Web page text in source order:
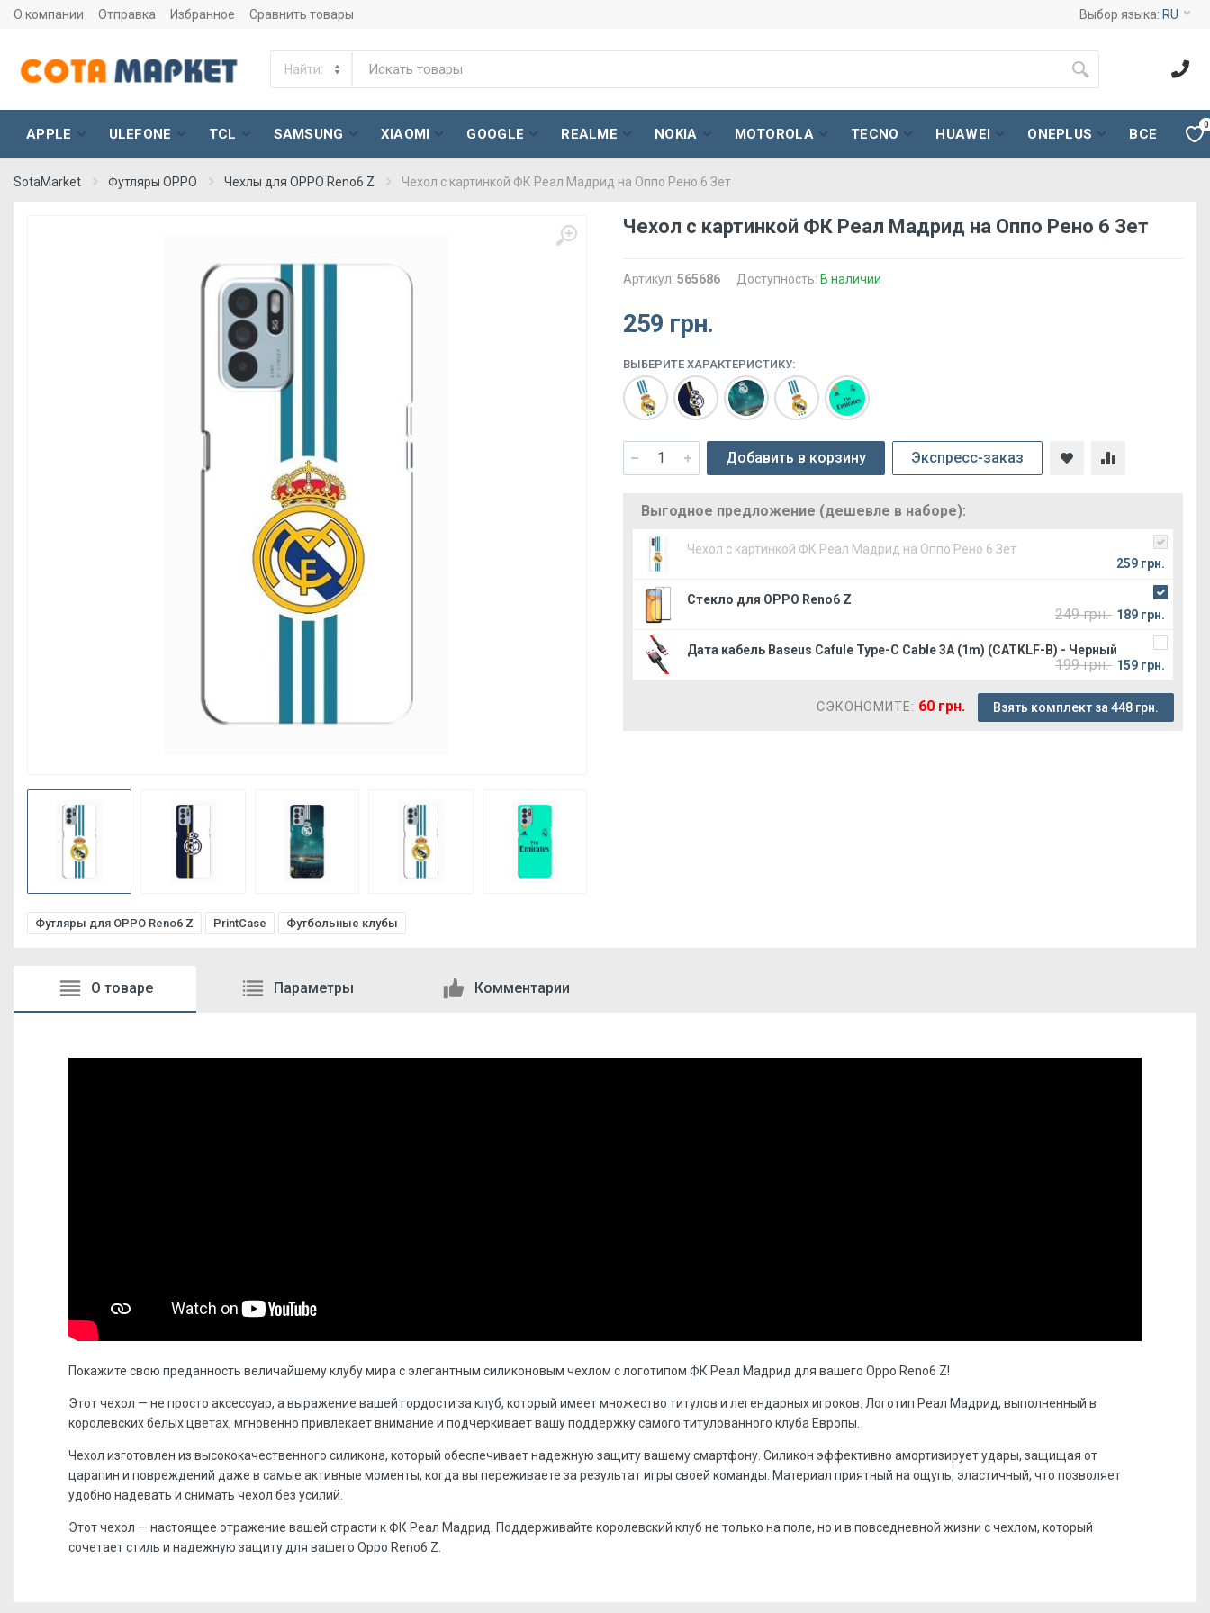
О компании Отправка Избранное Сравнить товары Выбор языка: RU
APPLE ULEFONE TCL SAMSUNG XIAOMI GOOGLE REALME NOKIA MOTOROLA TECNO HUAWEI ONEPLUS ВСЕ
0
SotaMarket Футляры OPPO Чехлы для OPPO Reno6 Z Чехол с картинкой ФК Реал Мадрид на Оппо Рено 6 Зет
Чехол с картинкой ФК Реал Мадрид на Оппо Рено 6 Зет
Артикул: 565686 Доступность: В наличии
259 грн.
ВЫБЕРИТЕ ХАРАКТЕРИСТИКУ:
Добавить в корзину Экспресс-заказ
Выгодное предложение (дешевле в наборе):
Чехол с картинкой ФК Реал Мадрид на Оппо Рено 6 Зет
259 грн.
Стекло для OPPO Reno6 Z
249 грн. 189 грн.
Дата кабель Baseus Cafule Type-C Cable 3A (1m) (CATKLF-B) - Черный
199 грн. 159 грн.
СЭКОНОМИТЕ: 60 грн. Взять комплект за 448 грн.
Футляры для OPPO Reno6 Z PrintCase Футбольные клубы
О товаре Параметры Комментарии
Покажите свою преданность величайшему клубу мира с элегантным силиконовым чехлом с логотипом ФК Реал Мадрид для вашего Oppo Reno6 Z!
Этот чехол — не просто аксессуар, а выражение вашей гордости за клуб, который имеет множество титулов и легендарных игроков. Логотип Реал Мадрид, выполненный в
королевских белых цветах, мгновенно привлекает внимание и подчеркивает вашу поддержку самого титулованного клуба Европы.
Чехол изготовлен из высококачественного силикона, который обеспечивает надежную защиту вашему смартфону. Силикон эффективно амортизирует удары, защищая от
царапин и повреждений даже в самые активные моменты, когда вы переживаете за результат игры своей команды. Материал приятный на ощупь, эластичный, что позволяет
удобно надевать и снимать чехол без усилий.
Этот чехол — настоящее отражение вашей страсти к ФК Реал Мадрид. Поддерживайте королевский клуб не только на поле, но и в повседневной жизни с чехлом, который
сочетает стиль и надежную защиту для вашего Oppo Reno6 Z.